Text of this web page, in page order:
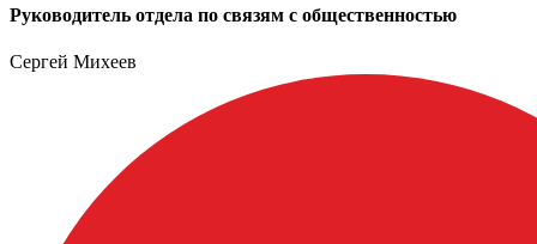
Руководитель отдела по связям с общественностью
Сергей Михеев